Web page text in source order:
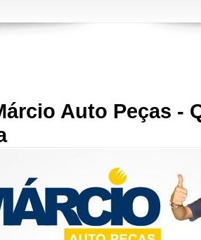
Auto Peças -